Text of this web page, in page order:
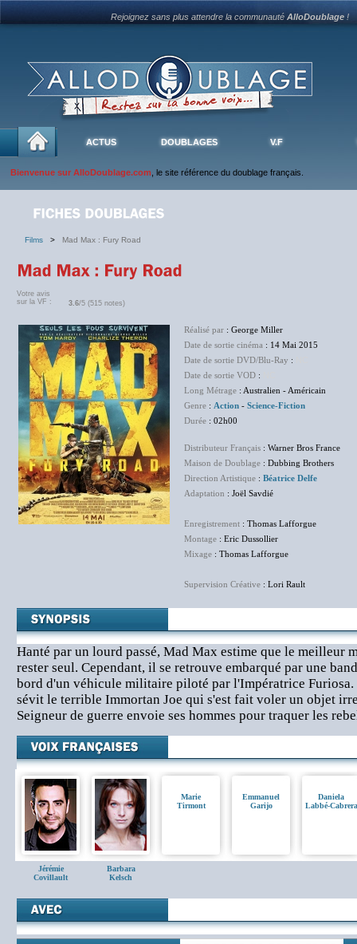
Rejoignez sans plus attendre la communautéAlloDoublage !
ACTUS DOUBLAGES V.F
Bienvenue sur AlloDoublage.com , le site référence du doublage français.
Films > Mad Max : Fury Road
Votre avis
sur la VF :
3.6/5 (515 notes)
Réalisé par : George Miller
Date de sortie cinéma : 14 Mai 2015
Date de sortie DVD/Blu-Ray :
Date de sortie VOD :
Long Métrage : Australien - Américain
Genre : Action - Science-Fiction
Durée : 02h00
Distributeur Français : Warner Bros France
Maison de Doublage : Dubbing Brothers
Direction Artistique : Béatrice Delfe
Adaptation : Joël Savdié
Enregistrement : Thomas Lafforgue
Montage : Eric Dussollier
Mixage : Thomas Lafforgue
Supervision Créative : Lori Rault
Hanté par un lourd passé, Mad Max estime que le meilleur
rester seul. Cependant, il se retrouve embarqué par une
bord d'un véhicule militaire piloté par l'Impératrice
sévit le terrible Immortan Joe qui s'est fait voler un objet
Seigneur de guerre envoie ses hommes pour traquer les
Jérémie
Covillault
Barbara
Kelsch
Marie
Tirmont
Emmanuel
Garijo
Daniela
Labbé-Cabrera